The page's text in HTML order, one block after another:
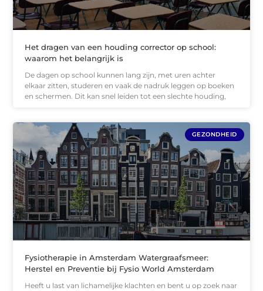
Het dragen van een houding corrector op school:
waarom het belangrijk is
De dagen op school kunnen lang zijn, met uren achter
elkaar zitten, studeren en vaak de nadruk leggen op boeken
en schermen. Dit kan snel leiden tot een slechte houding,
GEZONDHEID
Fysiotherapie in Amsterdam Watergraafsmeer:
Herstel en Preventie bij Fysio World Amsterdam
Heeft u last van lichamelijke klachten en bent u op zoek naar